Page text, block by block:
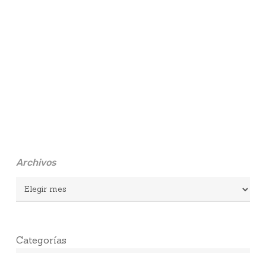
Archivos
Archivos
Categorías